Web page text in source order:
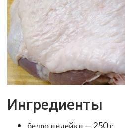
Ингредиенты
бедро индейки — 250 г